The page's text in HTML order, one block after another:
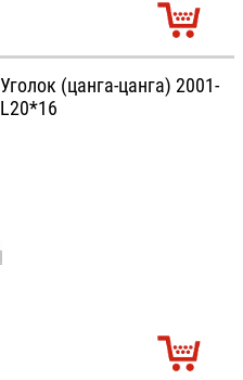
Уголок (цанга-цанга) 2001-
L20*16